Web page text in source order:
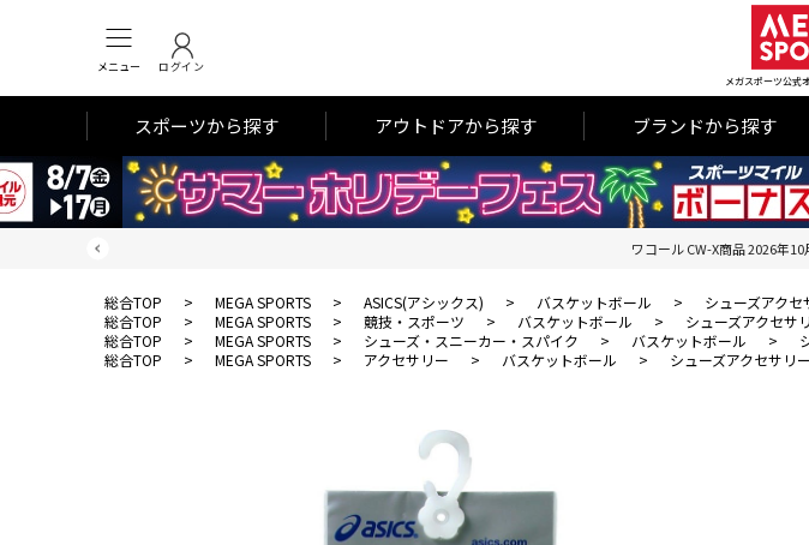
メニュー ログイン
メガスポーツ公式
スポーツから探す アウトドアから探す ブランドから探す
ワコール CW-X商品 2026年
総合TOP > MEGA SPORTS > ASICS(アシックス) > バスケットボール > シューズアクセ
総合TOP
> MEGA SPORTS > 競技・スポーツ > バスケットボール > シューズアクセサ
総合TOP
> MEGA SPORTS > シューズ・スニーカー・スパイク > バスケットボール >
総合TOP
> MEGA SPORTS > アクセサリー > バスケットボール > シューズアクセサリー